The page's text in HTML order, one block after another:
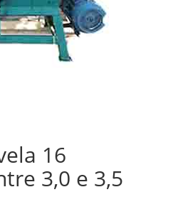
16
3,0 e 3,5